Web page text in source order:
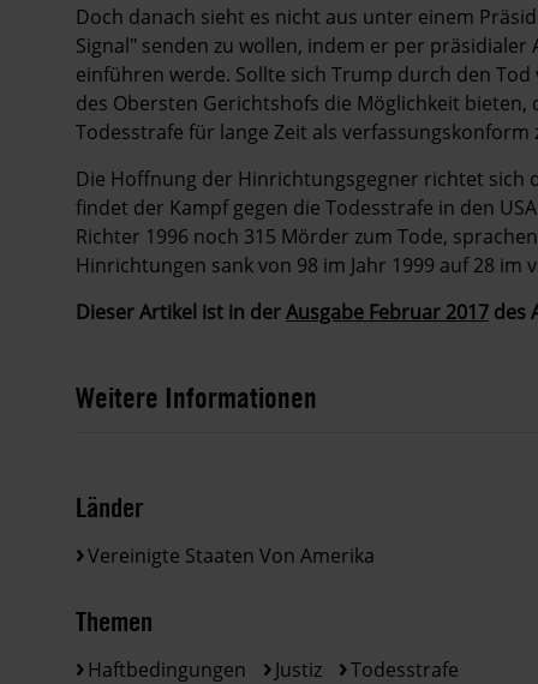
Doch danach sieht es nicht aus unter einem
Signal" senden zu wollen, indem er per
einführen werde. Sollte sich Trump durch den
des Obersten Gerichtshofs die Möglichkeit
Todesstrafe für lange Zeit als
Die Hoffnung der Hinrichtungsgegner richtet sich
findet der Kampf gegen die Todesstrafe in den
Richter 1996 noch 315 Mörder zum Tode,
Hinrichtungen sank von 98 im Jahr 1999 auf 28 im
Dieser Artikel ist in derAusgabe Februar 2017 des
Weitere Informationen
Länder
Vereinigte Staaten Von Amerika
Themen
Haftbedingungen Justiz Todesstrafe